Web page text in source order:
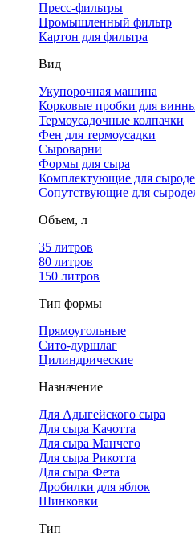
Пресс-фильтры
Промышленный фильтр
Картон для фильтра
Вид
Укупорочная машина
Корковые пробки для
Термоусадочные колпачки
Фен для термоусадки
Сыроварни
Формы для сыра
Комплектующие для
Сопутствующие для
Объем, л
35 литров
80 литров
150 литров
Тип формы
Прямоугольные
Сито-дуршлаг
Цилиндрические
Назначение
Для Адыгейского сыра
Для сыра Качотта
Для сыра Манчего
Для сыра Рикотта
Для сыра Фета
Дробилки для яблок
Шинковки
Тип